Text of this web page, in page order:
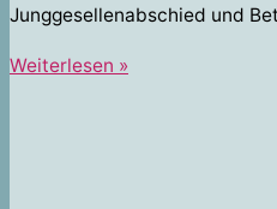
Junggesellenabschied und
Hochseilgarten
Weiterlesen »